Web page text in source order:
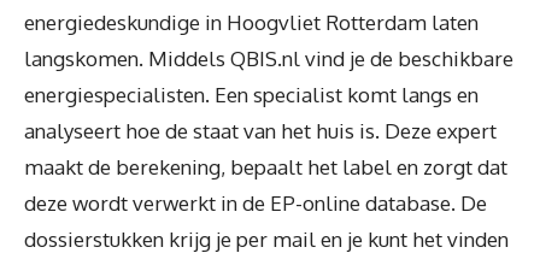
energiedeskundige in Hoogvliet Rotterdam laten
langskomen. Middels QBIS.nl vind je de beschikbare
energiespecialisten. Een specialist komt langs en
analyseert hoe de staat van het huis is. Deze expert
maakt de berekening, bepaalt het label en zorgt dat
deze wordt verwerkt in de EP-online database. De
dossierstukken krijg je per mail en je kunt het vinden